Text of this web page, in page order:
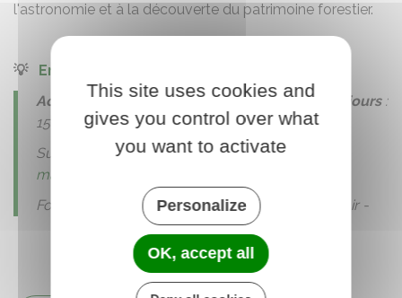
l'astronomie et à la découverte du patrimoine forestier.
💡 En savoir + ICI
Activité :5 € - gratuit moins de 7 ans |Pass 3 jours:
15 €
Sur réservation au 02 38 98 17 59 -
maisondelaforet@agglo-montargoise.fr
Foodtrucks et restauration sur place - midi & soir -
This site uses cookies and
gives you control over what
you want to activate
Personalize
OK, accept all